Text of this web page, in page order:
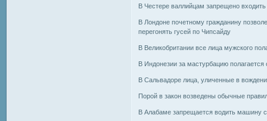
В Честере валлийцам запрещено входить
В Лондоне почетному гражданину
перегонять гусей по Чипсайду
В Великобритании все лица мужского
В Индонезии за мастурбацию полагается
В Сальвадоре лица, уличенные в
Порой в закон возведены обычные
В Алабаме запрещается водить машину